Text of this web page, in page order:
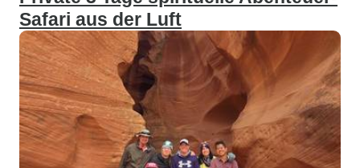
Safari aus der Luft